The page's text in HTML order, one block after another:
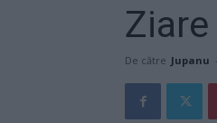
De către Jupanu -